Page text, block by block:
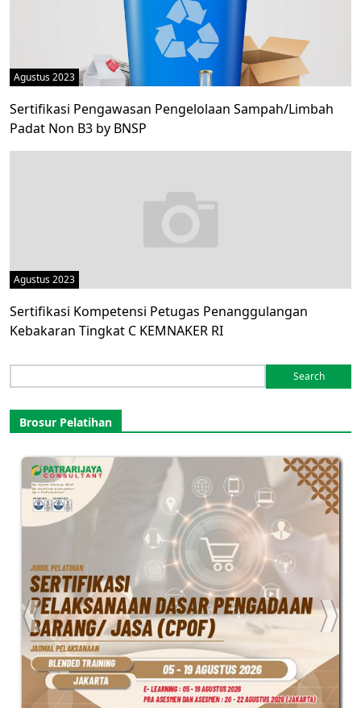
Agustus 2023
Sertifikasi Pengawasan Pengelolaan Sampah/Limbah
Padat Non B3 by BNSP
Agustus 2023
Sertifikasi Kompetensi Petugas Penanggulangan
Kebakaran Tingkat C KEMNAKER RI
for:
Brosur Pelatihan